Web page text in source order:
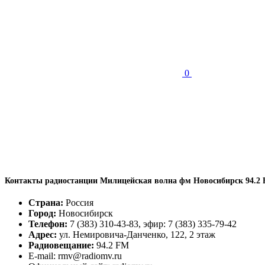
0
Контакты радиостанции Милицейская волна фм Новосибирск 94.2
Страна: Россия
Город: Новосибирск
Телефон: 7 (383) 310-43-83, эфир: 7 (383) 335-79-42
Адрес: ул. Немировича-Данченко, 122, 2 этаж
Радиовещание: 94.2 FM
E-mail: rmv@radiomv.ru